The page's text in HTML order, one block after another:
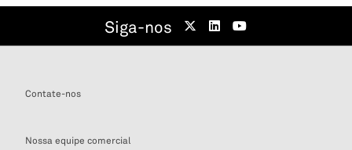
Siga-nos
Contate-nos
Nossa equipe comercial